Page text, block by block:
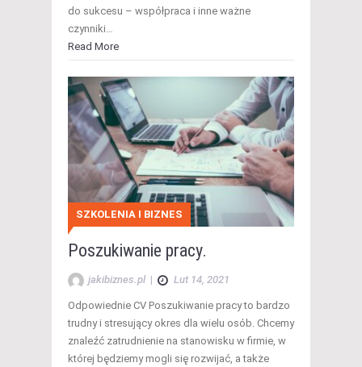
do sukcesu – współpraca i inne ważne
czynniki…
Read More
SZKOLENIA I BIZNES
Poszukiwanie pracy.
jakibiznes.pl | Lut 14, 2021
Odpowiednie CV Poszukiwanie pracy to bardzo
trudny i stresujący okres dla wielu osób. Chcemy
znaleźć zatrudnienie na stanowisku w firmie, w
której będziemy mogli się rozwijać, a także